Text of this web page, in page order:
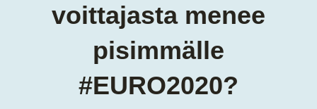
voittajasta menee
pisimmälle
#EURO2020?